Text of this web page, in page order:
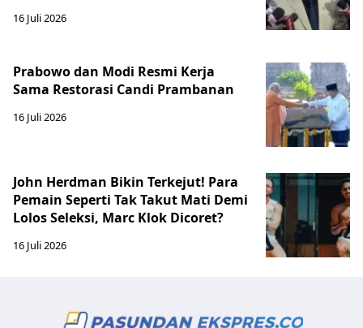
16 Juli 2026
Prabowo dan Modi Resmi Kerja
Sama Restorasi Candi Prambanan
16 Juli 2026
John Herdman Bikin Terkejut! Para
Pemain Seperti Tak Takut Mati Demi
Lolos Seleksi, Marc Klok Dicoret?
16 Juli 2026